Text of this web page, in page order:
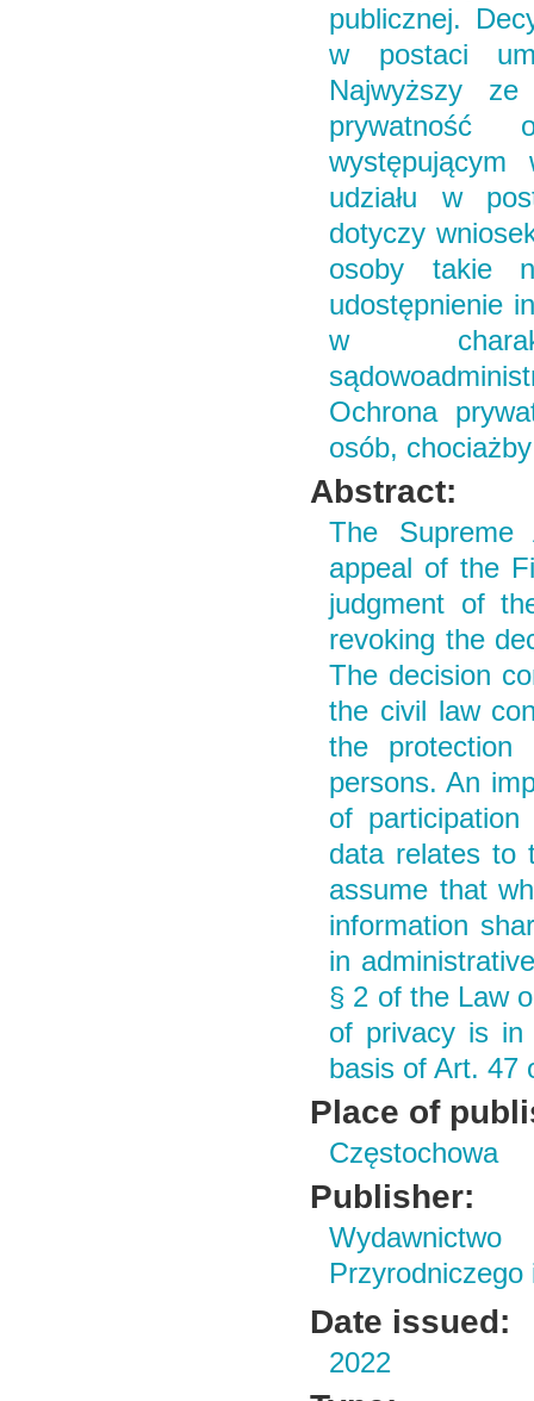
publicznej.
w postaci
Najwyższy
prywatność
udziału w
dotyczy
osoby takie
udostępnienie
w
Ochrona
osób,
Abstract:
The Supreme
appeal of the
judgment of
revoking the
The decision
the civil law
the
persons. An
of
data relates to
assume that
information
in
§ 2 of the Law
of privacy is in
basis of Art. 47
Place of
Częstochowa
Publisher:
Przyrodniczego
Date issued:
2022